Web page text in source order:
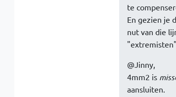
te
En gezien je
nut van die
@Jinny,
4mm2 is
aansluiten.